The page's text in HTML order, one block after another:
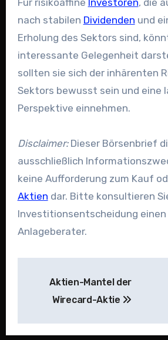
Für risikoaffine Investoren, die
nach stabilen Dividenden und
Erholung des Sektors sind,
interessante Gelegenheit
sollten sie sich der inhärenten
Sektors bewusst sein und eine
Perspektive einnehmen.
Disclaimer:Dieser Börsenbrief
ausschließlich
keine Aufforderung zum Kauf
Aktien dar. Bitte konsultieren
Investitionsentscheidung
Anlageberater.
Aktien-Mantel der
Wirecard-Aktie